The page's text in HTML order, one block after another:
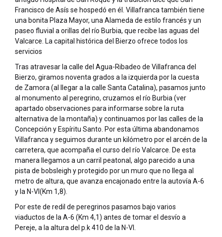
Francisco de Asís se hospedó en él. Villafranca también tiene
una bonita Plaza Mayor, una Alameda de estilo francés y un
paseo fluvial a orillas del río Burbia, que recibe las aguas del
Valcarce. La capital histórica del Bierzo ofrece todos los
servicios
Tras atravesar la calle del Agua-Ribadeo de Villafranca del
Bierzo, giramos noventa grados a la izquierda por la cuesta
de Zamora (al llegar a la calle Santa Catalina), pasamos junto
al monumento al peregrino, cruzamos el río Burbia (ver
apartado observaciones para informarse sobre la ruta
alternativa de la montaña) y continuamos por las calles de la
Concepción y Espíritu Santo. Por esta última abandonamos
Villafranca y seguimos durante un kilómetro por el arcén de la
carretera, que acompaña el curso del río Valcarce. De esta
manera llegamos a un carril peatonal, algo parecido a una
pista de bobsleigh y protegido por un muro que no llega al
metro de altura, que avanza encajonado entre la autovía A-6
y la N-VI(Km 1,8).
Por este de redil de peregrinos pasamos bajo varios
viaductos de la A-6 (Km 4,1) antes de tomar el desvío a
Pereje, a la altura del p.k 410 de la N-VI.